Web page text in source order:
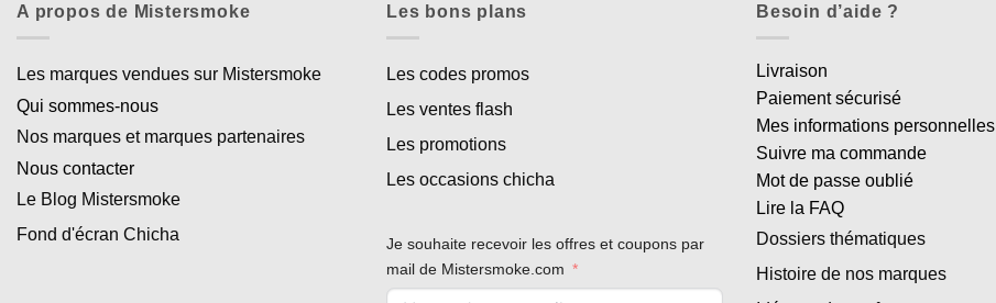
A propos de Mistersmoke
Les marques vendues sur Mistersmoke
Qui sommes-nous
Nos marques et marques partenaires
Nous contacter
Le Blog Mistersmoke
Fond d'écran Chicha
Les bons plans
Les codes promos
Les ventes flash
Les promotions
Les occasions chicha
Je souhaite recevoir les offres et coupons par
mail de Mistersmoke.com
Besoin d’aide ?
Livraison
Paiement sécurisé
Mes informations personnelles
Suivre ma commande
Mot de passe oublié
Lire la FAQ
Dossiers thématiques
Histoire de nos marques